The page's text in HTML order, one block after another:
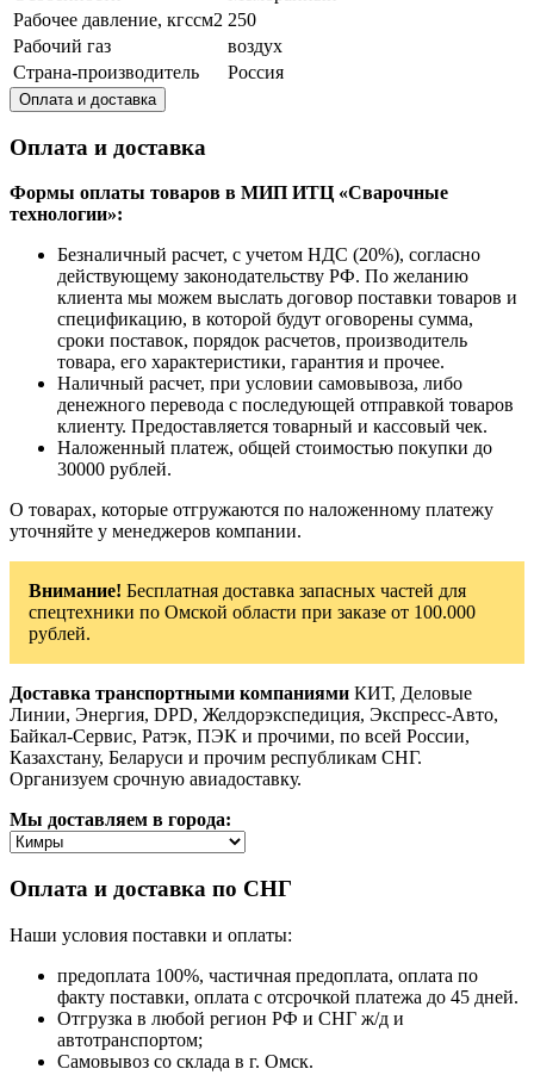
Рабочее давление, кгссм2 250
Рабочий газ
воздух
Страна-производитель
Россия
Оплата и доставка
Оплата и доставка
Формы оплаты товаров в МИП ИТЦ «Сварочные
технологии»:
Безналичный расчет, с учетом НДС (20%), согласно
действующему законодательству РФ. По желанию
клиента мы можем выслать договор поставки товаров и
спецификацию, в которой будут оговорены сумма,
сроки поставок, порядок расчетов, производитель
товара, его характеристики, гарантия и прочее.
Наличный расчет, при условии самовывоза, либо
денежного перевода с последующей отправкой товаров
клиенту. Предоставляется товарный и кассовый чек.
Наложенный платеж, общей стоимостью покупки до
30000 рублей.
О товарах, которые отгружаются по наложенному платежу
уточняйте у менеджеров компании.
Внимание! Бесплатная доставка запасных частей для
спецтехники по Омской области при заказе от 100.000
рублей.
Доставка транспортными компаниями КИТ, Деловые
Линии, Энергия, DPD, Желдорэкспедиция, Экспресс-Авто,
Байкал-Сервис, Ратэк, ПЭК и прочими, по всей России,
Казахстану, Беларуси и прочим республикам СНГ.
Организуем срочную авиадоставку.
Мы доставляем в города:
Оплата и доставка по СНГ
Наши условия поставки и оплаты:
предоплата 100%, частичная предоплата, оплата по
факту поставки, оплата с отсрочкой платежа до 45 дней.
Отгрузка в любой регион РФ и СНГ ж/д и
автотранспортом;
Самовывоз со склада в г. Омск.